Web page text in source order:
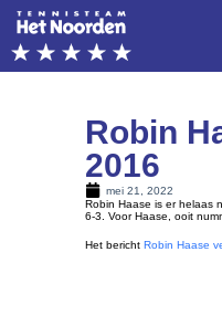
Robin
2016
mei 21, 2022
Robin Haase is er helaas
6-3. Voor Haase, ooit
Het bericht Robin Haase